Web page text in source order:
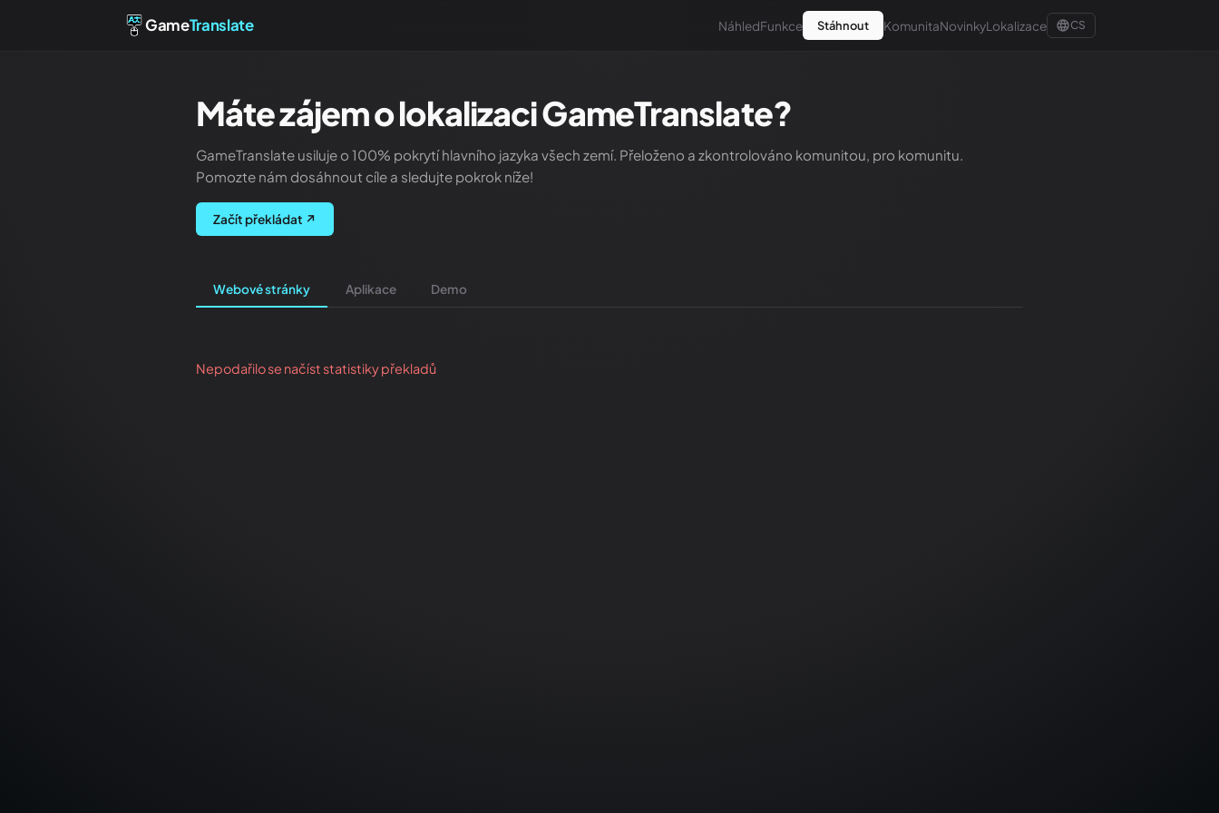
GameTranslate NáhledFunkce Stáhnout KomunitaNovinkyLokalizace CS
Máte zájem o lokalizaci GameTranslate?
GameTranslate usiluje o 100% pokrytí hlavního jazyka všech zemí. Přeloženo a zkontrolováno komunitou, pro komunitu.
Pomozte nám dosáhnout cíle a sledujte pokrok níže!
Začít překládat ↗
Webové stránky Aplikace Demo
Nepodařilo se načíst statistiky překladů